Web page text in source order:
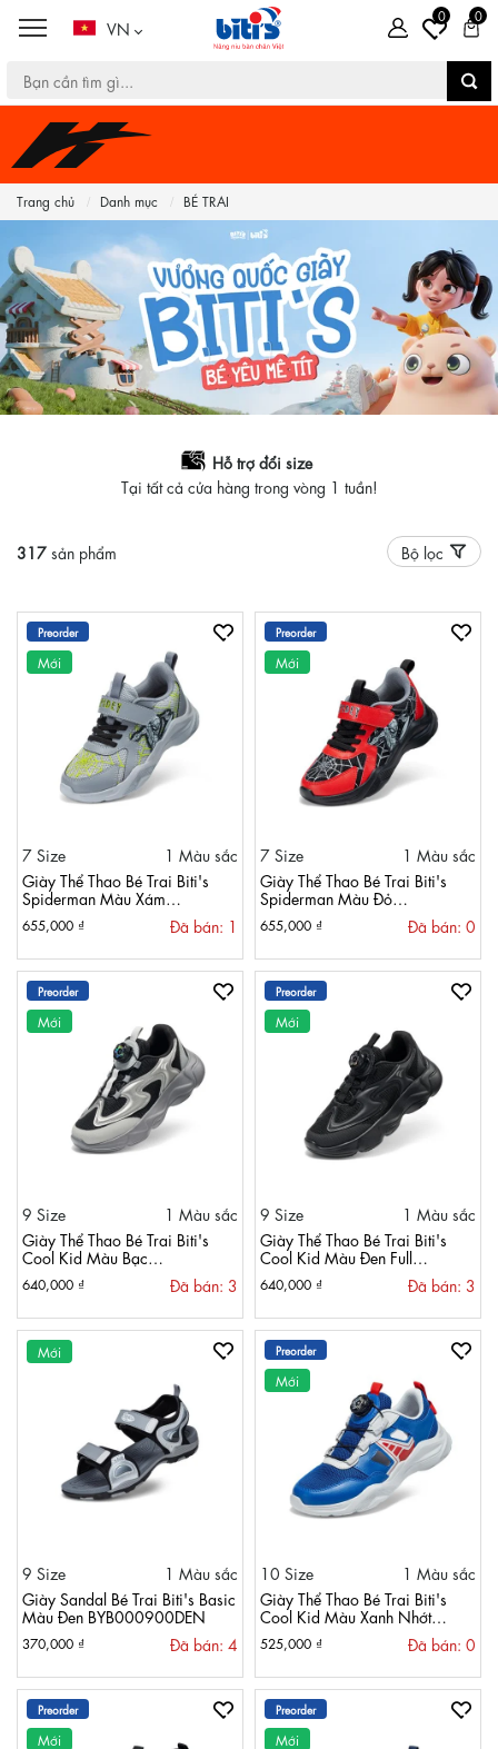
VN
0 0
Trang chủ Danh mục BÉ TRAI
Hỗ trợ đổi size
Tại tất cả cửa hàng trong vòng 1 tuần!
317 sản phẩm Bộ lọc
Preorder
Mới
7 Size
1 Màu sắc
Giày Thể Thao Bé Trai Biti's
Spiderman Màu Xám
BSB011498XAM
655,000 ₫ Đã bán: 1
Preorder
Mới
7 Size
1 Màu sắc
Giày Thể Thao Bé Trai Biti's
Spiderman Màu Đỏ
BSB011498DOO
655,000 ₫ Đã bán: 0
Preorder
Mới
9 Size
1 Màu sắc
Giày Thể Thao Bé Trai Biti's
Cool Kid Màu Bạc
640,000 ₫ Đã bán: 3
Preorder
Mới
9 Size
1 Màu sắc
Giày Thể Thao Bé Trai Biti's
Cool Kid Màu Đen Full
640,000 ₫ Đã bán: 3
Mới
9 Size
1 Màu sắc
Giày Sandal Bé Trai Biti's Basic
Màu Đen BYB000900DEN
370,000 ₫ Đã bán: 4
Preorder
Mới
10 Size
1 Màu sắc
Giày Thể Thao Bé Trai Biti's
Cool Kid Màu Xanh Nhớt
525,000 ₫ Đã bán: 0
Preorder
Mới
Preorder
Mới